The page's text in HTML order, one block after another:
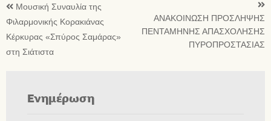
Μουσική Συναυλία της
Φιλαρμονικής Κορακιάνας
Κέρκυρας «Σπύρος Σαμάρας»
στη Σιάτιστα
ΑΝΑΚΟΙΝΩΣΗ ΠΡΟΣΛΗΨΗΣ
ΠΕΝΤΑΜΗΝΗΣ ΑΠΑΣΧΟΛΗΣΗΣ
ΠΥΡΟΠΡΟΣΤΑΣΙΑΣ
Ενημέρωση